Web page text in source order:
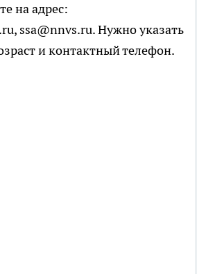
на адрес:
ssa@nnvs.ru. Нужно указать
и контактный телефон.